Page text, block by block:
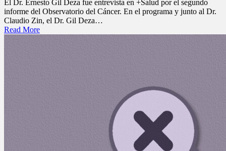
by
in
El Dr. Ernesto Gil Deza fue entrevista en +Salud por el segundo
informe del Observatorio del Cáncer. En el programa y junto al Dr.
Claudio Zin, el Dr. Gil Deza…
Read More